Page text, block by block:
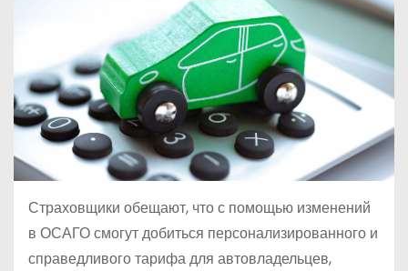
Страховщики обещают, что с помощью изменений
в ОСАГО смогут добиться персонализированного и
справедливого тарифа для автовладельцев,